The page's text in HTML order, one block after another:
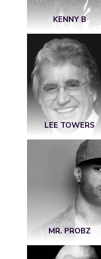
KENNY B
LEE TOWERS
MR. PROBZ